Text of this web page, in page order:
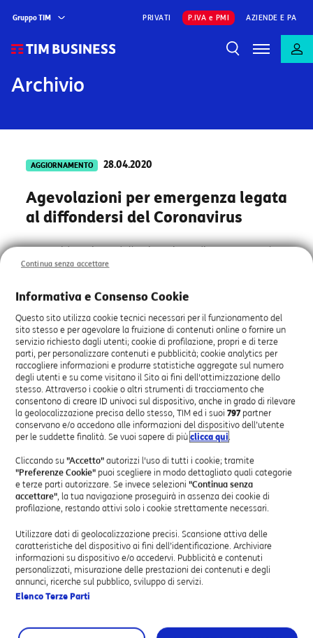
Gruppo TIM PRIVATI P.IVA e PMI AZIENDE E PA
Archivio
AGGIORNAMENTO 28.04.2020
Agevolazioni per emergenza legata
al diffondersi del Coronavirus
In considerazione della situazione di emergenza legata
al diffondersi del Coronavirus, TIM ha messo in campo
Business e aiutarli a fronteggiare questa difficile
situazione.
Tali azioni rispondono all’iniziativa del Ministero per
l’innovazione tecnologica e la digitalizzazione
finalizzata a sostenere e aiutare nella gestione di
questo momento eccezionale le famiglie, ma anche le
aziende, i liberi professionisti e tutte le partite IVA
coinvolte
(https://innovazione.gov.it/progetti/solidarieta-
Le agevolazioni per la clientela Business prevedono:
Per iClienti TIM Business di rete fissa (Liberi
Professionisti, Partite IVA e Piccole Aziende):
Azzeramento del Contributo di Attivazione Offerta
per la trasformazione in upgrade della propria linea
fonia, o fonia + ADSL, verso le offerte di connettività
spesa mensile rispetto all’offerta attiva.
Informativa e Consenso Cookie
Questo sito utilizza cookie tecnici necessari per il funzionamento del
sito stesso e per agevolare la fruizione di contenuti online o fornire un
servizio richiesto dagli utenti; cookie di profilazione, propri e di terze
parti, per personalizzare contenuti e pubblicità; cookie analytics per
raccogliere informazioni e produrre statistiche aggregate sul numero
degli utenti e su come visitano il Sito ai fini dell'ottimizzazione dello
stesso. Attraverso i cookie o altri strumenti di tracciamento che
consentono di creare ID univoci sul dispositivo, anche in grado di rilevare
la geolocalizzazione precisa dello stesso, TIM ed i suoi 797partner
conservano e/o accedono alle informazioni del dispositivo dell’utente
per le suddette finalità. Se vuoi sapere di più clicca qui.
Cliccando su "Accetto" autorizzi l'uso di tutti i cookie; tramite
"Preferenze Cookie" puoi scegliere in modo dettagliato quali categorie
e terze parti autorizzare. Se invece selezioni "Continua senza
accettare", la tua navigazione proseguirà in assenza dei cookie di
profilazione, restando attivi solo i cookie strettamente necessari.
Utilizzare dati di geolocalizzazione precisi. Scansione attiva delle
caratteristiche del dispositivo ai fini dell’identificazione. Archiviare
informazioni su dispositivo e/o accedervi. Pubblicità e contenuti
personalizzati, misurazione delle prestazioni dei contenuti e degli
annunci, ricerche sul pubblico, sviluppo di servizi.
Elenco Terze Parti
Continua senza accettare